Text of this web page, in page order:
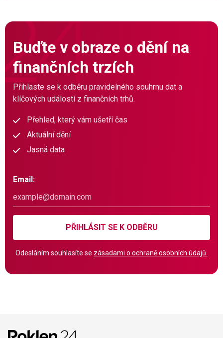
Buďte v obraze o dění na
finančních trzích
Přihlaste se k odběru pravidelného souhrnu dat a
klíčových událostí z finančních trhů.
Přehled, který vám ušetří čas
Aktuální dění
Jasná data
Email:
PŘIHLÁSIT SE K ODBĚRU
Odesláním souhlasíte se zásadami o ochraně osobních údajů.